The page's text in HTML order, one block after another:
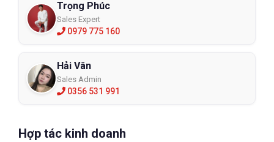
Trọng Phúc
Sales Expert
0979 775 160
Hải Vân
Sales Admin
0356 531 991
Hợp tác kinh doanh